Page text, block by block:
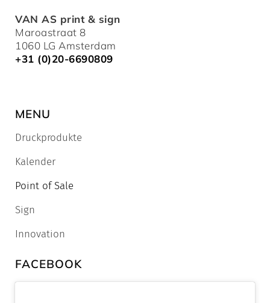
VAN AS print & sign
Maroastraat 8
1060 LG Amsterdam
+31 (0)20-6690809
MENU
Druckprodukte
Kalender
Point of Sale
Sign
Innovation
FACEBOOK